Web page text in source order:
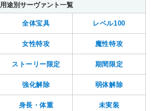
用途別サーヴァント一覧
全体宝具 レベル100
女性特攻 魔性特攻
ストーリー限定 期間限定
強化解除 弱体解除
身長・体重 未実装